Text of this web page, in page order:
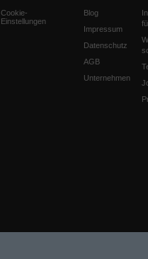
Cookie-
Einstellungen
Blog
Impressum
Datenschutz
AGB
Unternehmen